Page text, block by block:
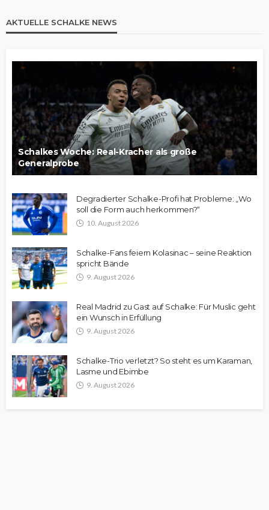
AKTUELLE SCHALKE NEWS
Schalkes Woche: Real-Kracher als große
Generalprobe
Degradierter Schalke-Profi hat Probleme: „Wo
soll die Form auch herkommen?“
10. August 2026
Schalke-Fans feiern Kolasinac – seine Reaktion
spricht Bände
9. August 2026
Real Madrid zu Gast auf Schalke: Für Muslic geht
ein Wunsch in Erfüllung
9. August 2026
Schalke-Trio verletzt? So steht es um Karaman,
Lasme und Ebimbe
9. August 2026